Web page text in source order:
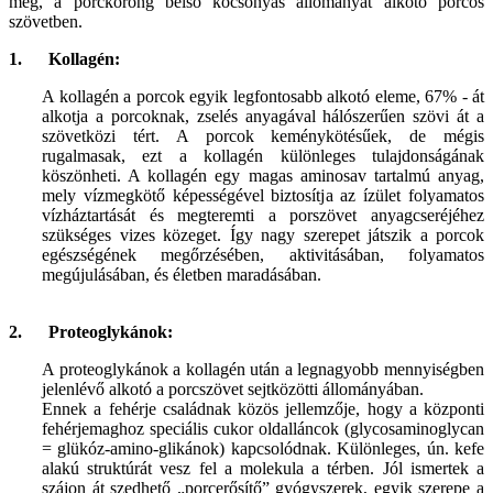
szövetben.
1. Kollagén:
A kollagén a porcok egyik legfontosabb alkotó eleme, 67% - át
alkotja a porcoknak, zselés anyagával hálószerűen szövi át a
szövetközi tért. A porcok keménykötésűek, de mégis
rugalmasak, ezt a kollagén különleges tulajdonságának
köszönheti. A kollagén egy magas aminosav tartalmú anyag,
mely vízmegkötő képességével biztosítja az ízület folyamatos
vízháztartását és megteremti a porszövet anyagcseréjéhez
szükséges vizes közeget. Így nagy szerepet játszik a porcok
egészségének megőrzésében, aktivitásában, folyamatos
megújulásában, és életben maradásában.
2. Proteoglykánok:
A proteoglykánok a kollagén után a legnagyobb mennyiségben
jelenlévő alkotó a porcszövet sejtközötti állományában.
Ennek a fehérje családnak közös jellemzője, hogy a központi
fehérjemaghoz speciális cukor oldalláncok (glycosaminoglycan
= glükóz-amino-glikánok) kapcsolódnak. Különleges, ún. kefe
alakú struktúrát vesz fel a molekula a térben. Jól ismertek a
szájon át szedhető „porcerősítő” gyógyszerek, egyik szerepe a